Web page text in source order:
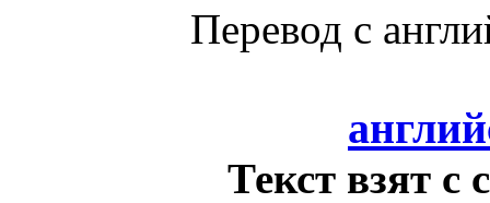
Перевод с
Текст взят с